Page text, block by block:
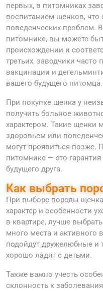
первых, в питомниках
воспитанием щенков, что
поведенческих проблем.
питомнике, вы можете
происхождении и
третьих, заводчики
вакцинации и
вашего будущего питомца.
При покупке щенка у
получить больное
характером. Такие щенки
здоровьем или
могут проявиться позже.
питомнике — это
будущего друга.
Как выбрать
При выборе породы
характер и особенности
в квартире, лучше
много места и активного
подойдут дружелюбные и
хорошо ладят с детьми.
Также важно учесть
склонность к